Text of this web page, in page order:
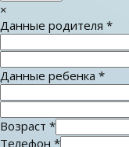
×
Данные родителя *
Данные ребенка *
Возраст *
Телефон *